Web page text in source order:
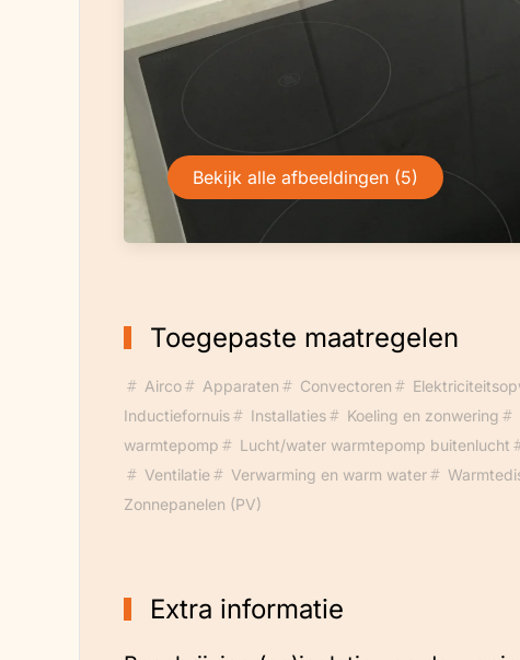
houden we ca 1.500kWh elektra over die
energieleverancier Vandebron.
Bekijk alle afbeeldingen (5)
Toegepaste maatregelen
Airco Apparaten Convectoren
Inductiefornuis
Installaties Koeling en zonwering
warmtepomp
Lucht/water warmtepomp buitenlucht
Ventilatie
Verwarming en warm water
Zonnepanelen (PV)
Extra informatie